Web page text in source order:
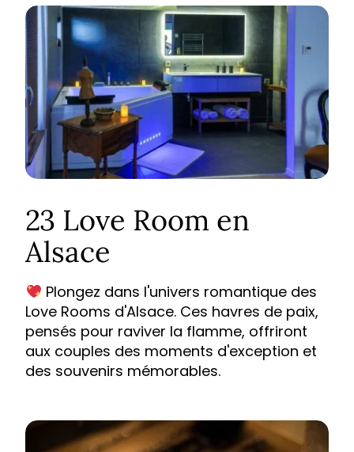
23 Love Room en
Alsace
Plongez dans l'univers romantique des
Love Rooms d'Alsace. Ces havres de paix,
pensés pour raviver la flamme, offriront
aux couples des moments d'exception et
des souvenirs mémorables.